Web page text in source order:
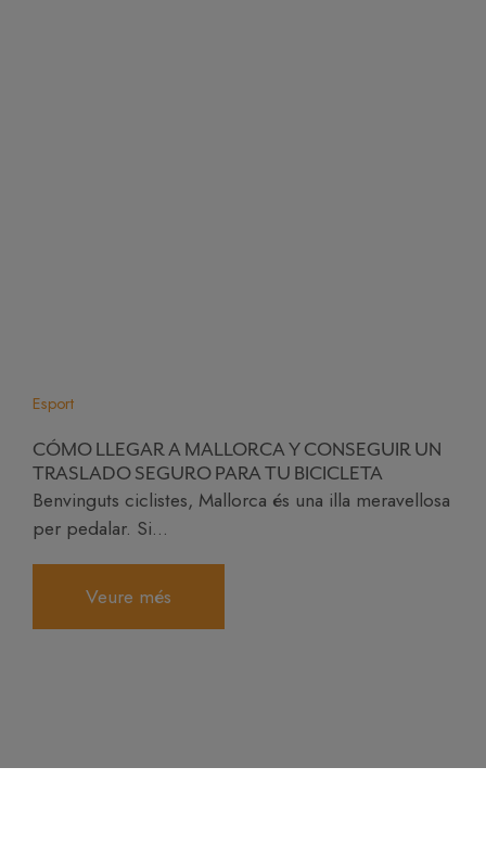
Esport
CÓMO LLEGAR A MALLORCA Y CONSEGUIR UN
TRASLADO SEGURO PARA TU BICICLETA
Benvinguts ciclistes, Mallorca és una illa meravellosa
per pedalar. Si...
Veure més